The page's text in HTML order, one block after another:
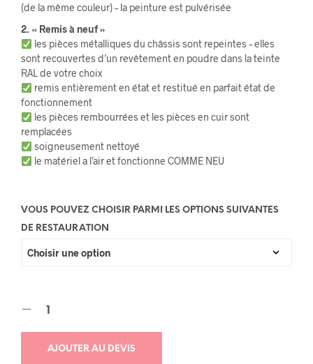
(de la même couleur) – la peinture est pulvérisée
2. « Remis à neuf »
les pièces métalliques du châssis sont repeintes – elles
sont recouvertes d’un revêtement en poudre dans la teinte
RAL de votre choix
remis entièrement en état et restitué en parfait état de
fonctionnement
les pièces rembourrées et les pièces en cuir sont
remplacées
soigneusement nettoyé
le matériel a l’air et fonctionne COMME NEU
VOUS POUVEZ CHOISIR PARMI LES OPTIONS SUIVANTES
DE RESTAURATION
AJOUTER AU DEVIS